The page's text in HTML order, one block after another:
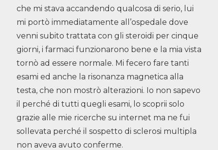
che mi stava accandendo qualcosa di serio, lui
mi portò immediatamente all’ospedale dove
venni subito trattata con gli steroidi per cinque
giorni, i farmaci funzionarono bene e la mia vista
tornò ad essere normale. Mi fecero fare tanti
esami ed anche la risonanza magnetica alla
testa, che non mostrò alterazioni. Io non sapevo
il perché di tutti quegli esami, lo scoprii solo
grazie alle mie ricerche su internet ma ne fui
sollevata perché il sospetto di sclerosi multipla
non aveva avuto conferme.